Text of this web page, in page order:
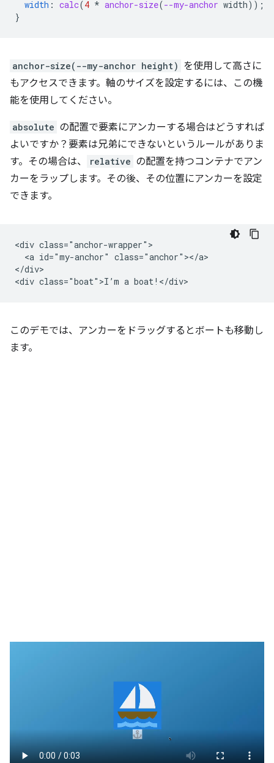
width : calc(4 * anchor-size(--my-anchor width));
}
anchor-size(--my-anchor height) を使用して高さに
もアクセスできます。軸のサイズを設定するには、この機
能を使用してください。
absolute の配置で要素にアンカーする場合はどうすれば
よいですか？要素は兄弟にできないというルールがありま
す。その場合は、
relative の配置を持つコンテナでアン
カーをラップします。その後、その位置にアンカーを設定
できます。
<div class="anchor-wrapper">
  <a id="my-anchor" class="anchor"></a>
</div>
このデモでは、アンカーをドラッグするとボートも移動し
ます。